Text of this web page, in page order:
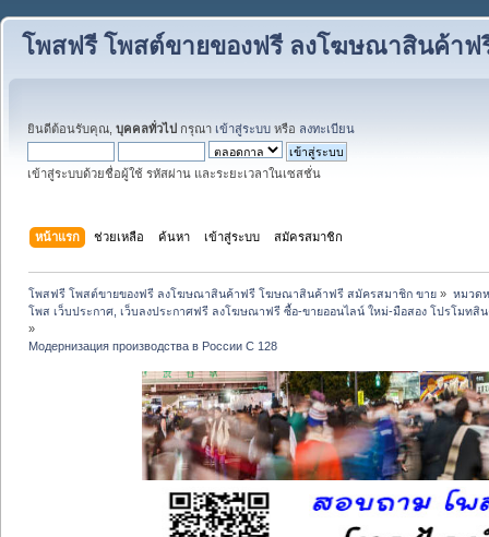
โพสฟรี โพสต์ขายของฟรี ลงโฆษณาสินค้า
ยินดีต้อนรับคุณ, บุคคลทั่วไป กรุณา เข้าสู่ระบบ หรือ ลงทะเบียน
เข้าสู่ระบบด้วยชื่อผู้ใช้ รหัสผ่าน และระยะเวลาในเซสชั่น
หน้าแรก ช่วยเหลือ ค้นหา เข้าสู่ระบบ สมัครสมาชิก
โพสฟรี โพสต์ขายของฟรี ลงโฆษณาสินค้าฟรี โฆษณาสินค้าฟรี สมัครสมาชิก ขาย » หมวด
โพส เว็บประกาศ, เว็บลงประกาศฟรี ลงโฆษณาฟรี ซื้อ-ขายออนไลน์ ใหม่-มือสอง โปรโมทสิ
»
Модернизация производства в России С 128